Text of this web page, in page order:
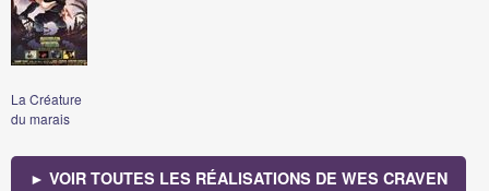
La Créature
du marais
► VOIR TOUTES LES RÉALISATIONS DE WES CRAVEN